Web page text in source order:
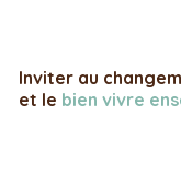
Inviter au
et le bien vivre